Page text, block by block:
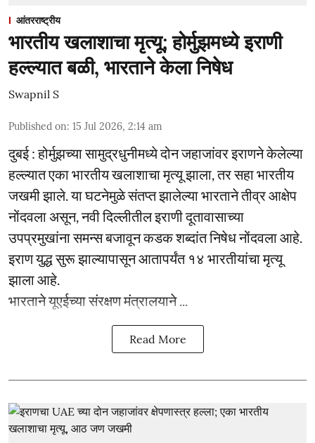
आंतरराष्ट्रीय
भारतीय खलाशाचा मृत्यू; होर्मुझमध्ये इराणी
हल्ल्यात बळी, भारताने केला निषेध
Swapnil S
Published on: 15 Jul 2026, 2:14 am
दुबई : होर्मुझच्या सामुद्रधुनीमध्ये दोन जहाजांवर इराणने केलेल्या
हल्ल्यात एका भारतीय खलाशाचा मृत्यू झाला, तर सहा भारतीय
जखमी झाले. या घटनेमुळे संतप्त झालेल्या भारताने तीव्र आक्षेप
नोंदवला असून, नवी दिल्लीतील इराणी दूतावासाच्या
उपप्रमुखांना समन्स बजावून कडक शब्दांत निषेध नोंदवला आहे.
इराण युद्ध सुरू झाल्यापासून आतापर्यंत १४ भारतीयांचा मृत्यू
झाला आहे.
भारताने यूएईच्या संरक्षण मंत्रालयाने ...
Read More